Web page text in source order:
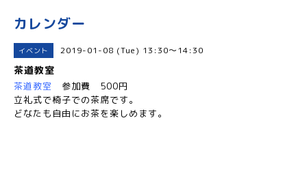
カレンダー
イベント 2019-01-08 (Tue) 13:30～14:30
茶道教室
茶道教室 参加費 500円
立礼式で椅子での茶席です。
どなたも自由にお茶を楽しめます。